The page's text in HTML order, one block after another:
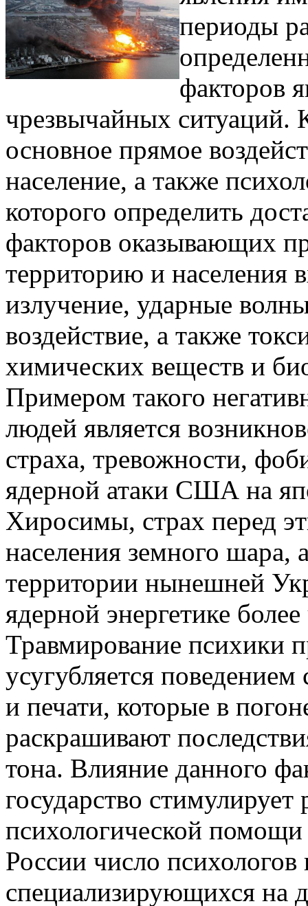
периоды
факторов
чрезвычайных ситуаций.
основное прямое
население, а также
которого определить
факторов оказывающих
территорию и населения
излучение, ударные
воздействие, а также
химических веществ и
Примером такого
людей является
страха, тревожности,
ядерной атаки США на
Хиросимы, страх перед
населения земного шара,
территории нынешней
ядерной энергетике
Травмирование психики
усугубляется
и печати, которые в
раскрашивают
тона. Влияние данного
государство стимулирует
психологической
России число психологов
специализирующихся на